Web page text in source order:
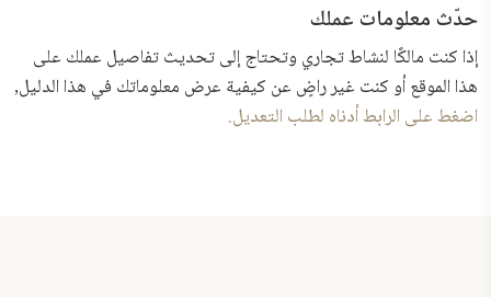
حدّث معلومات عملك
إذا كنت مالكًا لنشاط تجاري وتحتاج إلى تحديث تفاصيل عملك على
هذا الموقع أو كنت غير راضٍ عن كيفية عرض معلوماتك في هذا الدليل,
اضغط على الرابط أدناه لطلب التعديل.